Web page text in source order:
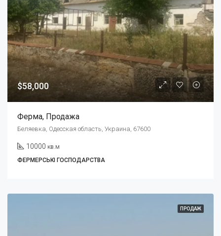
$58,000
Ферма, Продажа
Беляевка, Одесская область, Украина, 67600
10000 кв.м
ФЕРМЕРСЬКІ ГОСПОДАРСТВА
ПРОДАЖ